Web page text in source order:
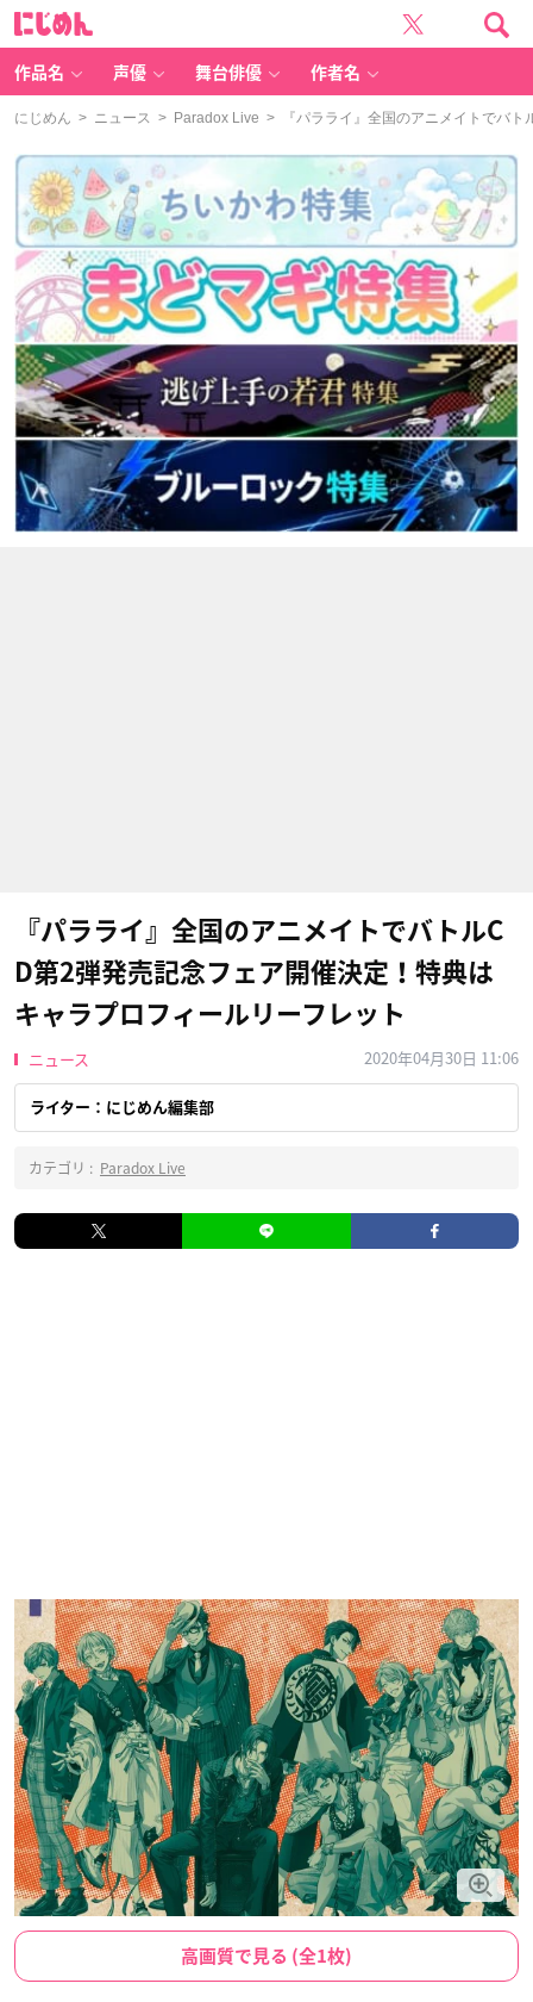
作品名 声優 舞台俳優 作者名
にじめん > ニュース > Paradox Live > 『パラライ』全国のアニメイトでバト
『パラライ』全国のアニメイトでバトルC
D第2弾発売記念フェア開催決定！特典は
キャラプロフィールリーフレット
ニュース 2020年04月30日 11:06
ライター：にじめん編集部
カテゴリ : Paradox Live
高画質で見る (全1枚)